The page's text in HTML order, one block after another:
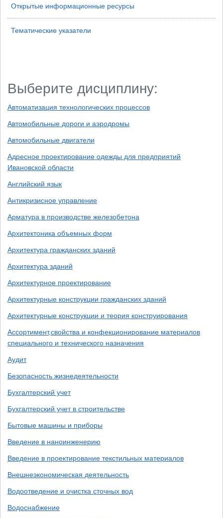
Открытые информационные ресурсы
Тематические указатели
Выберите дисциплину:
Автоматизация технологических процессов
Автомобильные дороги и аэродромы
Автомобильные двигатели
Адресное проектирование одежды для предприятий
Ивановской области
Английский язык
Антикризисное управление
Арматура в производстве железобетона
Архитектоника объемных форм
Архитектура гражданских зданий
Архитектура зданий
Архитектурное проектирование
Архитектурные конструкции гражданских зданий
Архитектурные конструкции и теория конструирования
Ассортимент,свойства и конфекционирование материалов
специального и технического назначения
Аудит
Безопасность жизнедеятельности
Бухгалтерский учет
Бухгалтерский учет в строительстве
Бытовые машины и приборы
Введение в наноинженерию
Введение в проектирование текстильных материалов
Внешнеэкономическая деятельность
Водоотведение и очистка сточных вод
Водоснабжение